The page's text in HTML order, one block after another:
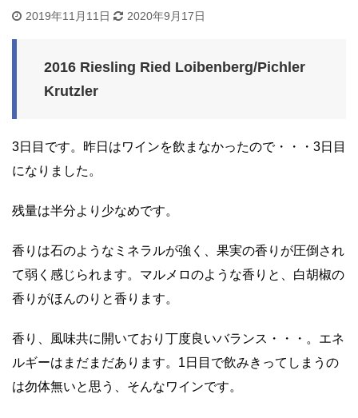
2019年11月11日 2020年9月17日
2016 Riesling Ried Loibenberg/Pichler
Krutzler
3日目です。昨日はワインを飲まなかったので・・・3日目
になりました。
残量は半分より少なめです。
香りは石のようなミネラルが強く、果実の香りが圧倒され
て弱く感じられます。マルメロのような香りと、白胡椒の
香りがほんのりと香ります。
香り、風味共に開いており丁度良いバランス・・・。エネ
ルギーはまだまだあります。1日目で飲みきってしまうの
は勿体無いと思う、そんなワインです。